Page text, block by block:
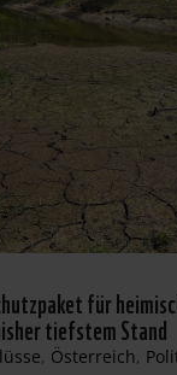
für
tiefstem Stand
, Österreich,